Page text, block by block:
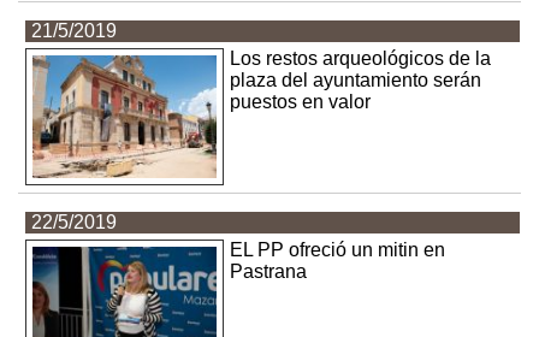
21/5/2019
Los restos arqueológicos de la
plaza del ayuntamiento serán
puestos en valor
22/5/2019
EL PP ofreció un mitin en
Pastrana